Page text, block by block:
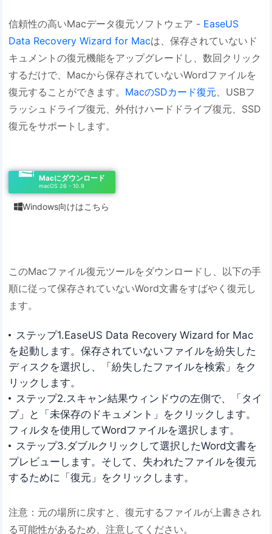
信頼性の高いMacデータ復元ソフトウェア - EaseUS
Data Recovery Wizard for Macは、保存されていないド
キュメントの復元機能をアップグレードし、数回クリック
するだけで、Macから保存されていないWordファイルを
復元することができます。 MacのSDカード復元、USBフ
ラッシュドライブ復元、外付けハードドライブ復元、SSD
復元をサポートします。
Macにダウンロード
macOS 26 - 10.9
Windows向けはこちら
このMacファイル復元ツールをダウンロードし、以下の手
順に従って保存されていないWord文書をすばやく復元し
ます。
ステップ1.EaseUS Data Recovery Wizard for Mac
を起動します。保存されていないファイルを紛失した
ディスクを選択し、「紛失したファイルを検索」をク
リックします。
ステップ2.スキャン結果ウィンドウの左側で、「タイ
プ」と「未保存のドキュメント」をクリックします。
フィルタを使用してWordファイルを選択します。
ステップ3.ダブルクリックして選択したWord文書を
プレビューします。そして、失われたファイルを復元
するために「復元」をクリックします。
注意：元の場所に戻すと、復元するファイルが上書きされ
る可能性があるため、注意してください。